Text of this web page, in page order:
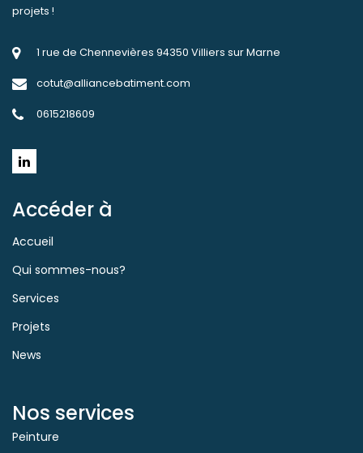
projets !
1 rue de Chennevières 94350 Villiers sur Marne
cotut@alliancebatiment.com
0615218609
Accéder à
Accueil
Qui sommes-nous?
Services
Projets
News
Nos services
Peinture